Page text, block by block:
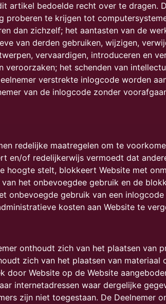
artikel bedoelde recht over te dragen.
te krijgen tot
dan zichzelf; het aantasten van de
van derden gebruiken, wijzigen,
vervaardigen, introduceren en
het schenden van
verstrekte inlogcode worden
van de inlogcode zonder
redelijke maatregelen om te
en/of redelijkerwijs vermoedt dat
hoogte stelt, blokkeert Website met
het onbevoegdee gebruik en de
onbevoegde gebruik van een
kosten aan Website te
onthoudt zich van het plaatsen van
zich van het plaatsen van
Website op de Website
internetadressen waar dergelijke
zijn niet toegestaan. De Deelnemer